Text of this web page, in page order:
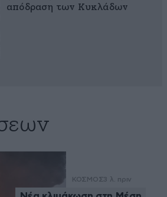
απόδραση των Κυκλάδων
ΚΟΣΜΟΣ3 λ. πριν